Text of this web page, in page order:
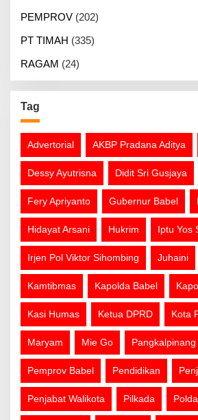
PEMPROV (202)
PT TIMAH (335)
RAGAM (24)
Tag
Advertorial AKBP Pradana Aditya
Dessy Ayutrisna Didit Sri Gusjaya
Fery Apriyanto Gubernur Babel
Hidayat Arsani Hukrim Iptu Yos
Irjen Pol Viktor Sihombing Juhaini
Kamtibmas Kapolda Babel
Kasi Humas Ketua DPRD Kota
Maryam Mie Go Pangkalpinang
Pemprov Babel Pendidikan
Penjabat Walikota Pilkada